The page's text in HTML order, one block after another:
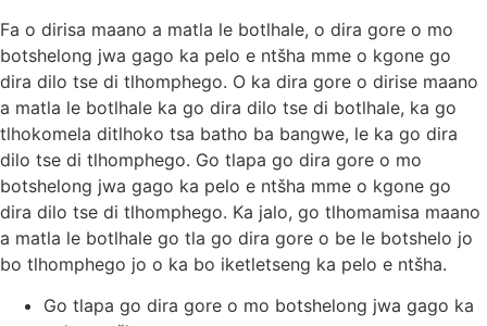
Fa o dirisa maano a matla le botlhale, o dira gore o mo
botshelong jwa gago ka pelo e ntšha mme o kgone go
dira dilo tse di tlhomphego. O ka dira gore o dirise maano
a matla le botlhale ka go dira dilo tse di botlhale, ka go
tlhokomela ditlhoko tsa batho ba bangwe, le ka go dira
dilo tse di tlhomphego. Go tlapa go dira gore o mo
botshelong jwa gago ka pelo e ntšha mme o kgone go
dira dilo tse di tlhomphego. Ka jalo, go tlhomamisa maano
a matla le botlhale go tla go dira gore o be le botshelo jo
bo tlhomphego jo o ka bo iketletseng ka pelo e ntšha.
Go tlapa go dira gore o mo botshelong jwa gago ka